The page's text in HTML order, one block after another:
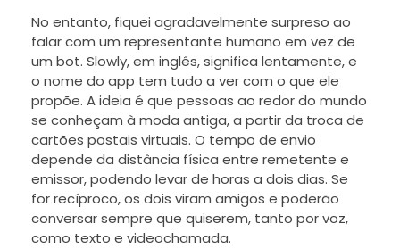
No entanto, fiquei agradavelmente surpreso ao
falar com um representante humano em vez de
um bot. Slowly, em inglês, significa lentamente, e
o nome do app tem tudo a ver com o que ele
propõe. A ideia é que pessoas ao redor do mundo
se conheçam à moda antiga, a partir da troca de
cartões postais virtuais. O tempo de envio
depende da distância física entre remetente e
emissor, podendo levar de horas a dois dias. Se
for recíproco, os dois viram amigos e poderão
conversar sempre que quiserem, tanto por voz,
como texto e videochamada.